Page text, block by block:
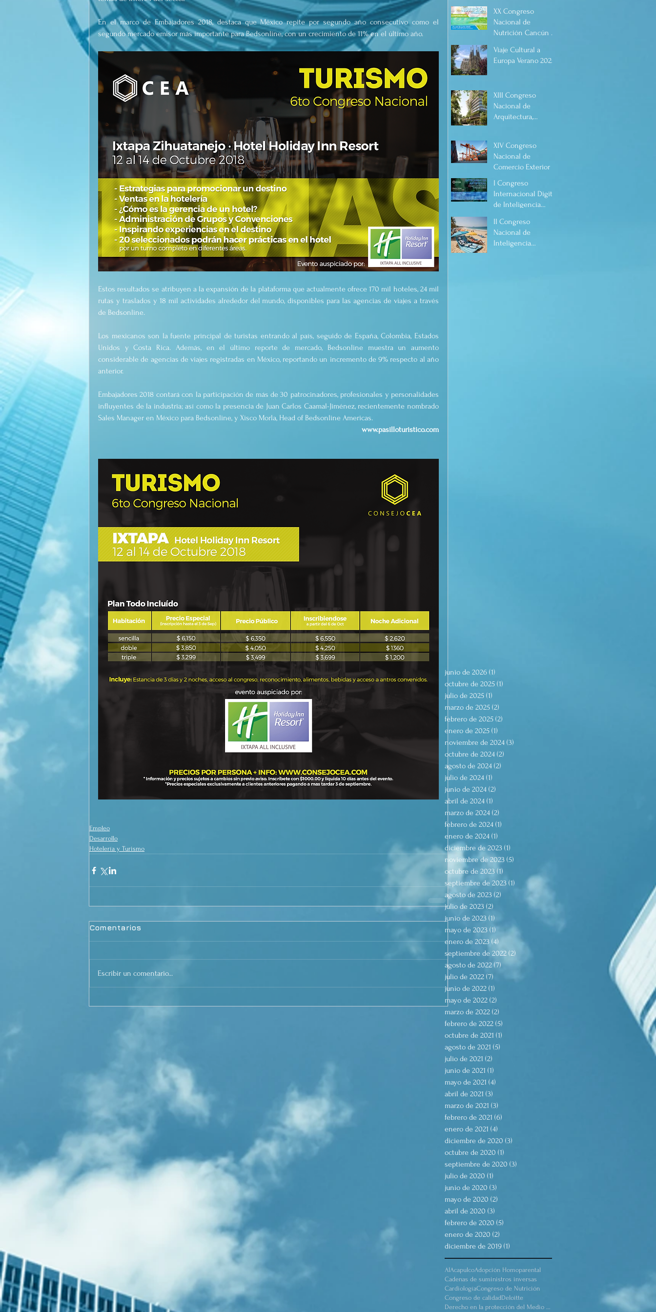
En el marco de Embajadores 2018, destaca que México repite por segundo año consecutivo como el
segundo mercado emisor más importante para Bedsonline, con un crecimiento de 11% en el último año.
Estos resultados se atribuyen a la expansión de la plataforma que actualmente ofrece 170 mil hoteles, 24 mil
rutas y traslados y 18 mil actividades alrededor del mundo, disponibles para las agencias de viajes a través
de Bedsonline.
Los mexicanos son la fuente principal de turistas entrando al país, seguido de España, Colombia, Estados
Unidos y Costa Rica. Además, en el último reporte de mercado, Bedsonline muestra un aumento
considerable de agencias de viajes registradas en México, reportando un incremento de 9% respecto al año
anterior.
Embajadores 2018 contará con la participación de más de 30 patrocinadores, profesionales y personalidades
influyentes de la industria; así como la presencia de Juan Carlos Caamal-Jiménez, recientemente nombrado
Sales Manager en México para Bedsonline, y Xisco Morla, Head of Bedsonline Americas.
www.pasilloturistico.com
Empleo
Desarrollo
Hotelería y Turismo
Comentarios
Escribir un comentario...
Artificial 2025, de
forma virtual!
Quintana Roo, 21 y
22 de junio de 2025.
XX Congreso
Nacional de
Nutrición Cancún 21
Viaje Cultural a
Europa Verano 2025
XIII Congreso
Nacional de
Arquitectura,
2025, Cancún.
XIV Congreso
Nacional de
Comercio Exterior y
Puerto de
Manzanillo, Mayo
2025.
I Congreso
Internacional Digital
de Inteligencia
II Congreso
Nacional de
Inteligencia
junio de 2026 (1)
octubre de 2025 (1)
julio de 2025 (1)
marzo de 2025 (2)
febrero de 2025 (2)
enero de 2025 (1)
noviembre de 2024 (3)
octubre de 2024 (2)
agosto de 2024 (2)
julio de 2024 (1)
junio de 2024 (2)
abril de 2024 (1)
marzo de 2024 (2)
febrero de 2024 (1)
enero de 2024 (1)
diciembre de 2023 (1)
noviembre de 2023 (5)
octubre de 2023 (1)
septiembre de 2023 (1)
agosto de 2023 (2)
julio de 2023 (2)
junio de 2023 (1)
mayo de 2023 (1) 1 entrada
enero de 2023 (4) 4 entradas
septiembre de 2022 (2)
agosto de 2022 (7) 7 entradas
julio de 2022 (7)
junio de 2022 (1)
mayo de 2022 (2)
marzo de 2022 (2)
febrero de 2022 (5)
octubre de 2021 (1)
agosto de 2021 (5)
julio de 2021 (2)
junio de 2021 (1)
mayo de 2021 (4)
abril de 2021 (3)
marzo de 2021 (3)
febrero de 2021 (6)
enero de 2021 (4)
diciembre de 2020 (3)
octubre de 2020 (1)
septiembre de 2020 (3)
julio de 2020 (1)
junio de 2020 (3)
mayo de 2020 (2)
abril de 2020 (3)
febrero de 2020 (5)
enero de 2020 (2)
diciembre de 2019 (1)
AIAcapulcoAdopción Homoparental
Cadenas de suministros inversas
CardiologíaCongreso de Nutrición
Congreso de calidadDeloitte
Derecho en la protección del Medio Ambiente.